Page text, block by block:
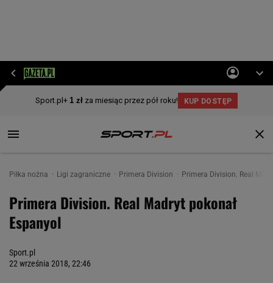
Piłka nożna Ligi zagraniczne Primera Division Primera Division. Real
Primera Division. Real Madryt pokonał
Espanyol
Sport.pl
22 września 2018, 22:46